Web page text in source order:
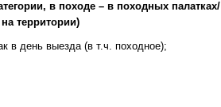
в походе – в походных палатках/
территории)
в день выезда (в т.ч. походное);